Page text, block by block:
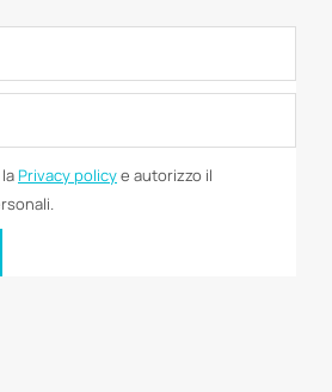
Privacy policye autorizzo il